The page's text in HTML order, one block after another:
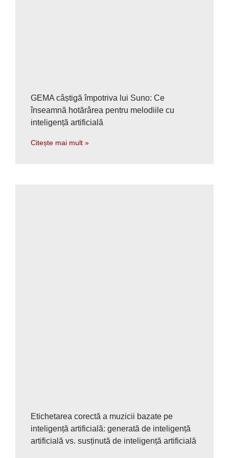
GEMA câștigă împotriva lui Suno: Ce
înseamnă hotărârea pentru melodiile cu
inteligență artificială
Citește mai mult »
Etichetarea corectă a muzicii bazate pe
inteligență artificială: generată de inteligență
artificială vs. susținută de inteligență artificială